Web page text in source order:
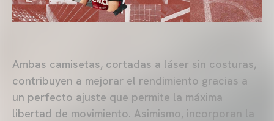
Ambas camisetas, cortadas a láser sin costuras,
contribuyen a mejorar el rendimiento gracias a
un perfecto ajuste que permite la máxima
libertad de movimiento. Asimismo, incorporan la